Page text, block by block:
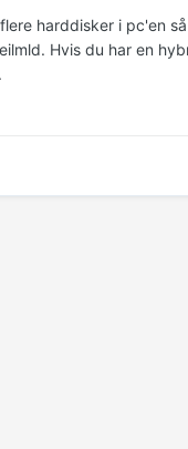
harddisker i pc'en
Hvis du har en